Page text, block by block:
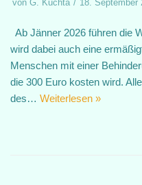
von G. Kuchta 18. September
Ab Jänner 2026 führen die
wird dabei auch eine
Menschen mit einer
die 300 Euro kosten wird.
des… Weiterlesen »